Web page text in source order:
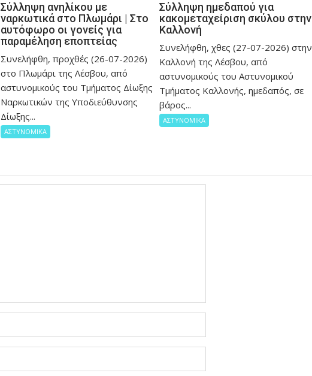
Σύλληψη ανηλίκου με
ναρκωτικά στο Πλωμάρι | Στο
αυτόφωρο οι γονείς για
παραμέληση εποπτείας
Συνελήφθη, προχθές (26-07-2026)
στο Πλωμάρι της Λέσβου, από
αστυνομικούς του Τμήματος Δίωξης
Ναρκωτικών της Υποδιεύθυνσης
Δίωξης...
ΑΣΤΥΝΟΜΙΚΑ
Σύλληψη ημεδαπού για
κακομεταχείριση σκύλου στην
Καλλονή
Συνελήφθη, χθες (27-07-2026) στην
Καλλονή της Λέσβου, από
αστυνομικούς του Αστυνομικού
Τμήματος Καλλονής, ημεδαπός, σε
βάρος...
ΑΣΤΥΝΟΜΙΚΑ